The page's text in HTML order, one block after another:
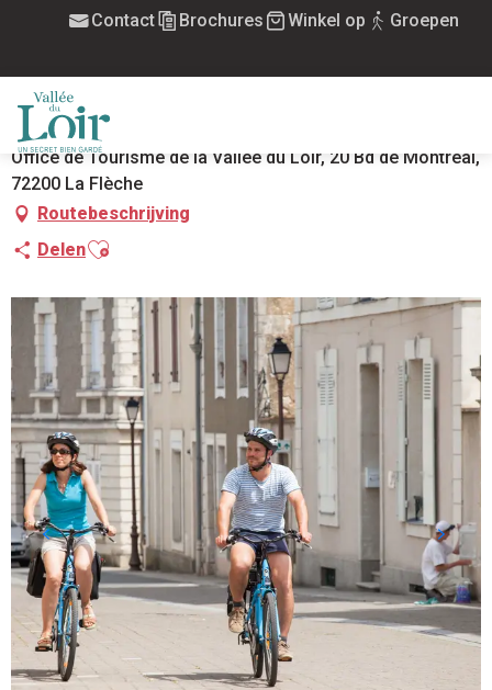
principal
Contact Brochures Winkel op Groepen
Location de vélos électriques
LOCATION DE VÉLOS ÉLECTRIQUES
ELEKTRISCHE FIETS
Office de Tourisme de la Vallée du Loir, 20 Bd de Montréal,
72200 La Flèche
Routebeschrijving
DelenAjouter aux favoris